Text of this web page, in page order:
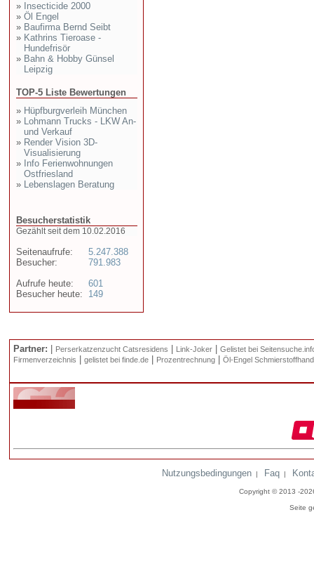
» Insecticide 2000
» Öl Engel
» Baufirma Bernd Seibt
» Kathrins Tieroase -
Hundefrisör
» Bahn & Hobby Günsel
Leipzig
TOP-5 Liste Bewertungen
» Hüpfburgverleih München
» Lohmann Trucks - LKW An-
und Verkauf
» Render Vision 3D-
Visualisierung
» Info Ferienwohnungen
Ostfriesland
» Lebenslagen Beratung
Besucherstatistik
Gezählt seit dem 10.02.2016
Seitenaufrufe:
Besucher:
Aufrufe heute:
Besucher heute:
5.247.388
791.983
601
149
Partner: Perserkatzenzucht Catsresidens Link-Joker
Gelistet bei
Firmenverzeichnis
gelistet bei finde.de Prozentrechnung Öl-Engel
Nutzungsbedingungen | Faq |
Copyright © 2013 -
Seite